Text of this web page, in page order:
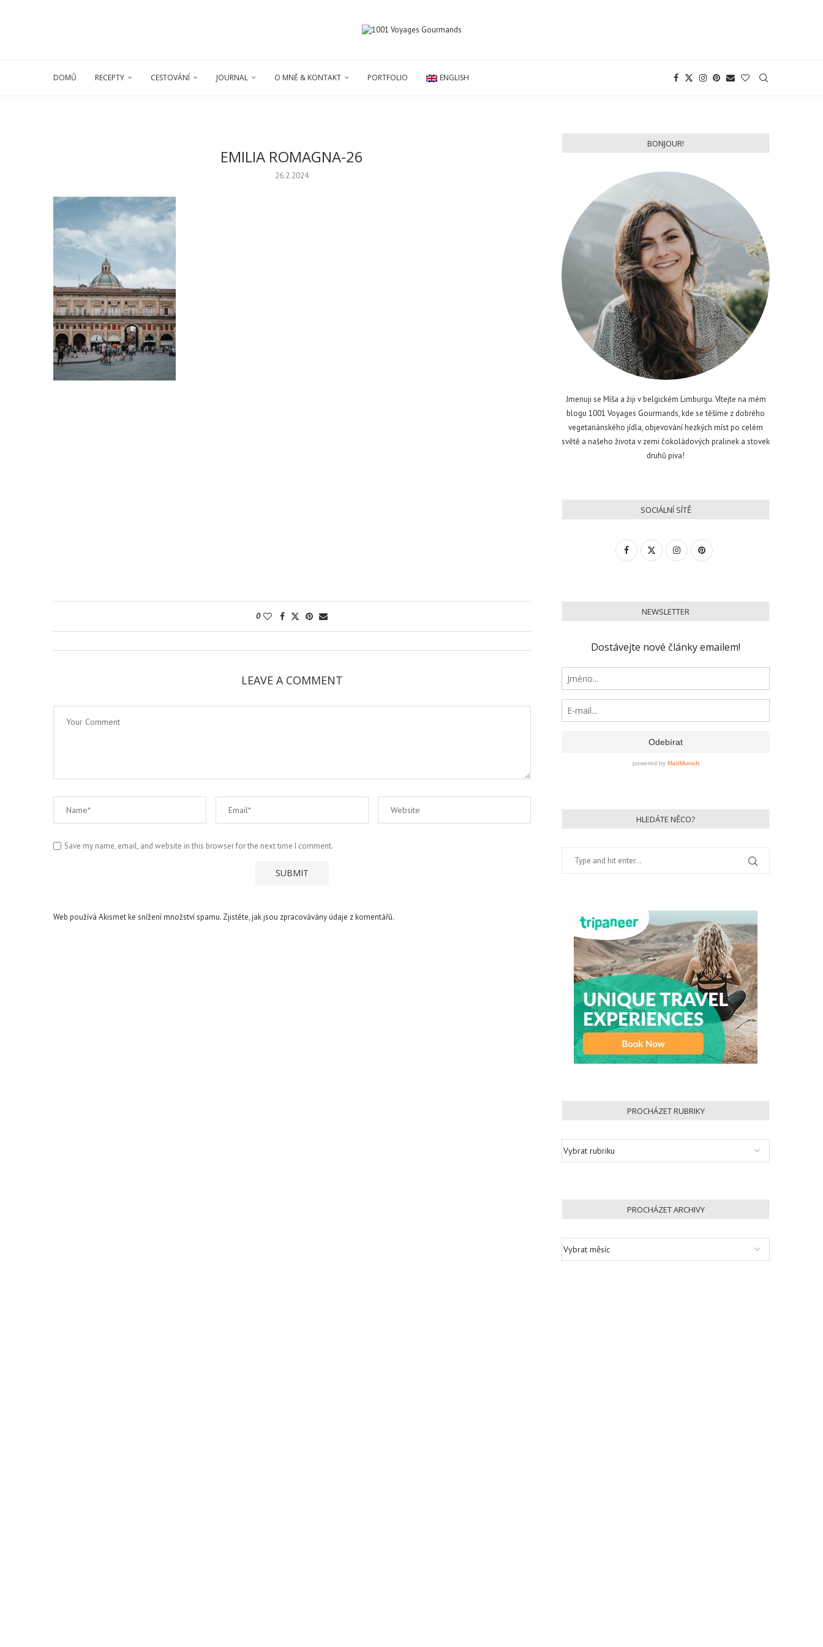
DOMŮ RECEPTY CESTOVÁNÍ JOURNAL O MNĚ & KONTAKT PORTFOLIO ENGLISH
EMILIA ROMAGNA-26
26.2.2024
0
LEAVE A COMMENT
Save my name, email, and website in this browser for the next time I comment.
Web používá Akismet ke snížení množství spamu. Zjistěte, jak jsou zpracovávány údaje z komentářů.
BONJOUR!
Jmenuji se Míša a žiji v belgickém Limburgu. Vítejte na mém
blogu 1001 Voyages Gourmands, kde se těšíme z dobrého
vegetariánského jídla, objevování hezkých míst po celém
světě a našeho života v zemi čokoládových pralinek a stovek
druhů piva!
SOCIÁLNÍ SÍTĚ
NEWSLETTER
HLEDÁTE NĚCO?
PROCHÁZET RUBRIKY
PROCHÁZET ARCHIVY